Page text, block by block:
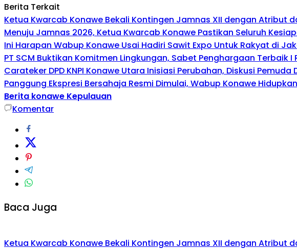
Berita Terkait
Ketua Kwarcab Konawe Bekali Kontingen Jamnas XII dengan Atribut
Menuju Jamnas 2026, Ketua Kwarcab Konawe Pastikan Seluruh
Ini Harapan Wabup Konawe Usai Hadiri Sawit Expo Untuk Rakyat di
PT SCM Buktikan Komitmen Lingkungan, Sabet Penghargaan Terbaik I
Carateker DPD KNPI Konawe Utara Inisiasi Perubahan, Diskusi Pemuda
Panggung Ekspresi Bersahaja Resmi Dimulai, Wabup Konawe
Berita konawe Kepulauan
Komentar
Baca Juga
Ketua Kwarcab Konawe Bekali Kontingen Jamnas XII dengan Atribut